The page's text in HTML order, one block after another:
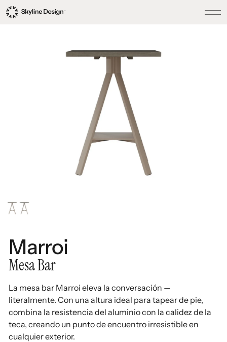
Marroi
Mesa Bar
La mesa bar Marroi eleva la conversación —
literalmente. Con una altura ideal para tapear de pie,
combina la resistencia del aluminio con la calidez de la
teca, creando un punto de encuentro irresistible en
cualquier exterior.